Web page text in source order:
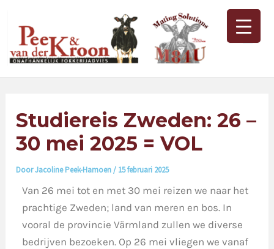
inhoud
Main
Studiereis Zweden: 26 –
30 mei 2025 = VOL
DoorJacoline Peek-Hamoen/ 15 februari 2025
Van 26 mei tot en met 30 mei reizen we naar het
prachtige Zweden; land van meren en bos. In
vooral de provincie Värmland zullen we diverse
bedrijven bezoeken. Op 26 mei vliegen we vanaf
navigatie